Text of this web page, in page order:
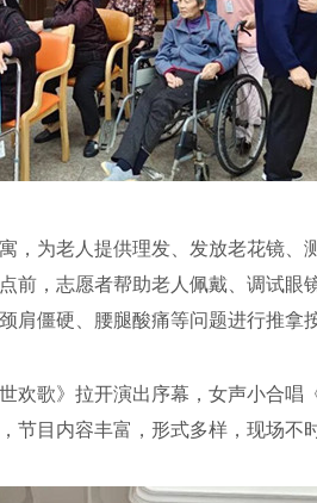
为老人提供理发、发放老花镜、
前，志愿者帮助老人佩戴、调试
僵硬、腰腿酸痛等问题进行推拿
歌》拉开演出序幕，女声小合唱
目内容丰富，形式多样，现场不